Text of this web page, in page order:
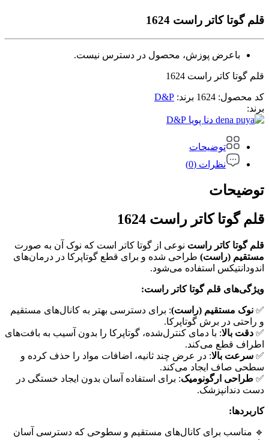
قلم گوتا کاتر راست 1624
باعرض پوزش، محصول در دسترس نیست.
قلم گوتا کاتر راست 1624
کد محصول: 1624 برند: D&P
برند:
D&P
توضیحات
نظرات (0)
توضیحات
قلم گوتا کاتر راست 1624
قلم گوتا کاتر راست نوعی از گوتا کاتر است که نوک آن به صورت
مستقیم (راست) طراحی شده و برای قطع گوتاپرکا در درمان‌های
اندودانتیکس استفاده می‌شود.
ویژگی‌های قلم گوتا کاتر راست:
✅ نوک مستقیم (راست): برای دسترسی بهتر به کانال‌های مستقیم
و راحتی در برش گوتاپرکا.
✅ دقت بالا: با دمای کنترل‌شده، گوتاپرکا را بدون آسیب به بافت‌های
اطراف قطع می‌کند.
✅ سرعت بالا: در عرض چند ثانیه، اضافات مواد را حذف کرده و
سطحی صاف ایجاد می‌کند.
✅ طراحی ارگونومیک: برای استفاده آسان بدون ایجاد خستگی در
دست دندانپزشک.
کاربردها:
🔹 مناسب برای کانال‌های مستقیم و سطوحی که دسترسی آسان